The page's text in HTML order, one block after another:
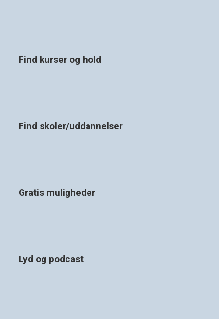
Find kurser og hold
Find skoler/uddannelser
Gratis muligheder
Lyd og podcast